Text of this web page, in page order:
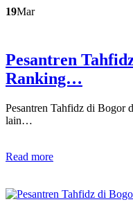
19Mar
Pesantren
Ranking…
Pesantren Tahfidz di Bogor
lain…
Read more